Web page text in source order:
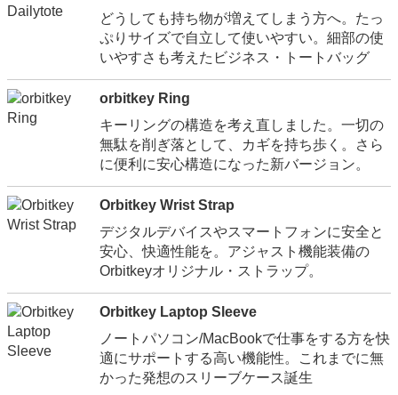
どうしても持ち物が増えてしまう方へ。たっ
ぷりサイズで自立して使いやすい。細部の使
いやすさも考えたビジネス・トートバッグ
orbitkey Ring
キーリングの構造を考え直しました。一切の
無駄を削ぎ落として、カギを持ち歩く。さら
に便利に安心構造になった新バージョン。
Orbitkey Wrist Strap
デジタルデバイスやスマートフォンに安全と
安心、快適性能を。アジャスト機能装備の
Orbitkeyオリジナル・ストラップ。
Orbitkey Laptop Sleeve
ノートパソコン/MacBookで仕事をする方を快
適にサポートする高い機能性。これまでに無
かった発想のスリーブケース誕生